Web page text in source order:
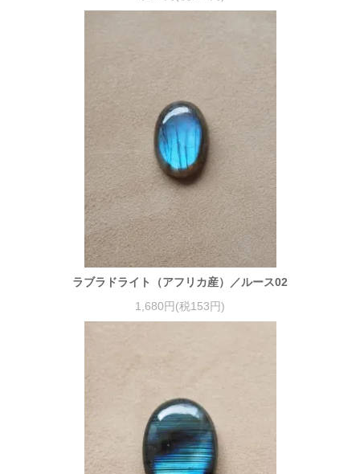
ラブラドライト（アフリカ産）／ルース02
1,680円(税153円)